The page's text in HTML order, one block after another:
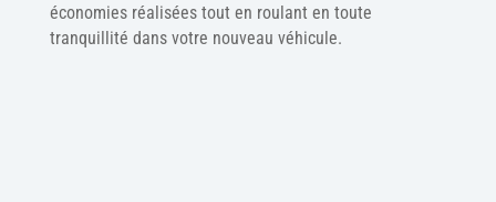
économies réalisées tout en roulant en toute
tranquillité dans votre nouveau véhicule.